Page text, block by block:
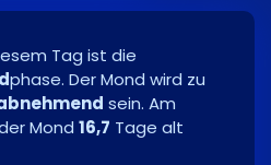
Tag ist die
phase. Der Mond wird zu
sein. Am
Mond 16,7 Tage alt